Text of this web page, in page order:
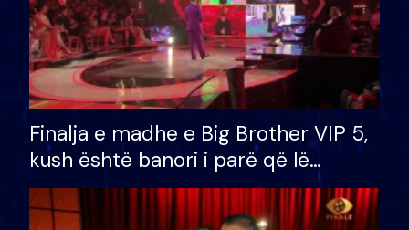
Finalja e madhe e Big Brother VIP 5,
kush është banori i parë që lë
shtëpinë dhe humb mundësinë për
të fituar çmimin e madh